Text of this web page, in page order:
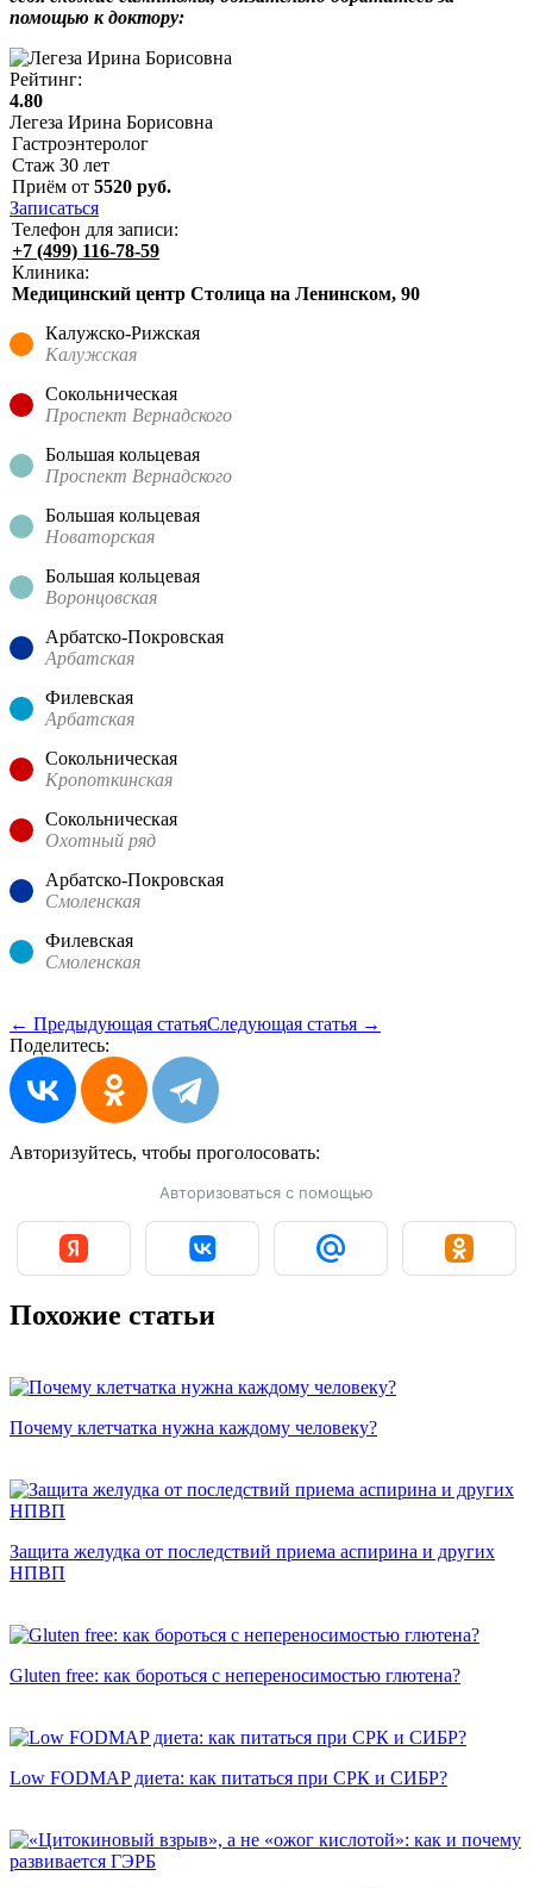
помощью к доктору:
Рейтинг:
4.80
Легеза Ирина Борисовна
Гастроэнтеролог
Стаж 30 лет
Приём от 5520 руб.
Записаться
Телефон для записи:
+7 (499) 116-78-59
Клиника:
Медицинский центр Столица на Ленинском, 90
Калужско-Рижская
Калужская
Сокольническая
Проспект Вернадского
Большая кольцевая
Проспект Вернадского
Большая кольцевая
Новаторская
Большая кольцевая
Воронцовская
Арбатско-Покровская
Арбатская
Филевская
Арбатская
Сокольническая
Кропоткинская
Сокольническая
Охотный ряд
Арбатско-Покровская
Смоленская
Филевская
Смоленская
← Предыдующая статьяСледующая статья →
Поделитесь:
Авторизуйтесь, чтобы проголосовать:
Авторизоваться с помощью
Похожие статьи
Почему клетчатка нужна каждому человеку?
Защита желудка от последствий приема аспирина и других
НПВП
Gluten free: как бороться с непереносимостью глютена?
Low FODMAP диета: как питаться при СРК и СИБР?